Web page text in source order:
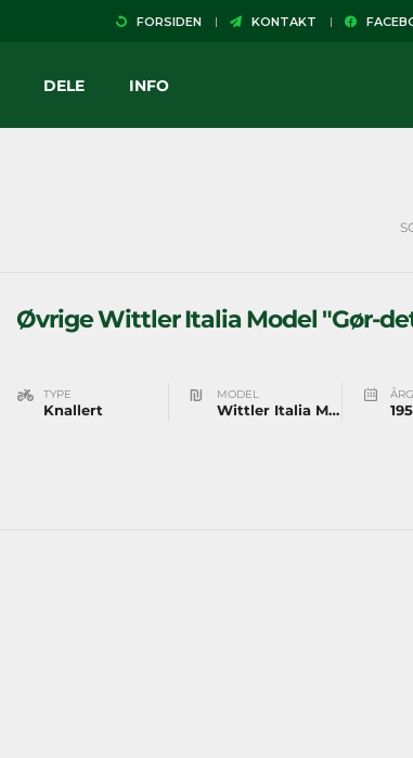
FORSIDEN KONTAKT
DELE INFO
Øvrige Wittler Italia Model "Gør-
TYPE
Knallert
MODEL
Wittler Italia Model "Gør-det-selv"